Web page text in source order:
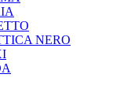
NERO